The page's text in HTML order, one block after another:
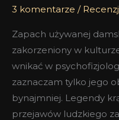
3 komentarze /
Zapach używanej
zakorzeniony w
wnikać w
zaznaczam tylko jego
bynajmniej. Legendy
przejawów ludzkiego